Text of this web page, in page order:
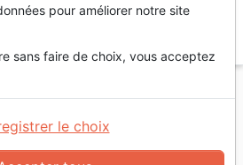
standard
compacte - Modèle souple,
pour améliorer notre site
sans faire de choix, vous acceptez
le choix